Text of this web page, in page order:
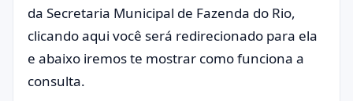
da Secretaria Municipal de Fazenda do Rio,
clicando aqui você será redirecionado para ela
e abaixo iremos te mostrar como funciona a
consulta.